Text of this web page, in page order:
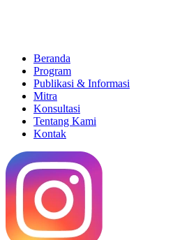
Beranda
Program
Publikasi & Informasi
Mitra
Konsultasi
Tentang Kami
Kontak